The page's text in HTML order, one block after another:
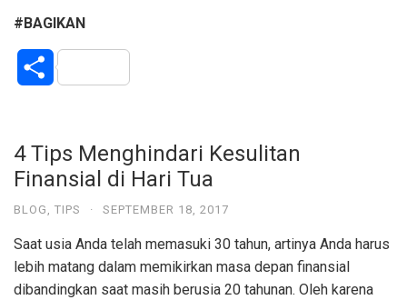
#BAGIKAN
S
r
e
4 Tips Menghindari Kesulitan
Finansial di Hari Tua
BLOG TIPS · SEPTEMBER 18, 2017
Saat usia Anda telah memasuki 30 tahun, artinya Anda harus
lebih matang dalam memikirkan masa depan finansial
dibandingkan saat masih berusia 20 tahunan. Oleh karena